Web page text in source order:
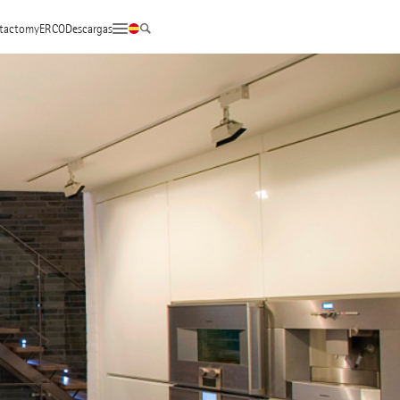
myERCODescargas